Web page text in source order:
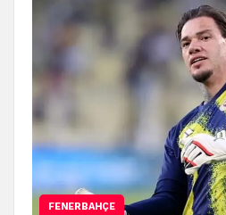
FENERBAHÇE